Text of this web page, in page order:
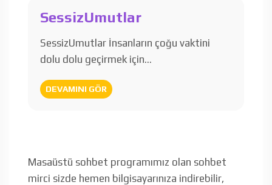
SessizUmutlar
SessizUmutlar İnsanların çoğu vaktini
dolu dolu geçirmek için…
DEVAMINI GÖR
Masaüstü sohbet programımız olan sohbet
mirci sizde hemen bilgisayarınıza indirebilir,